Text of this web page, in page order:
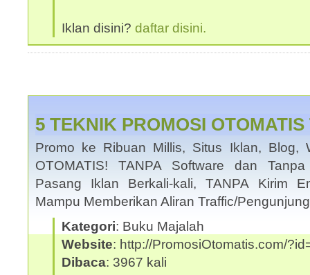
Iklan disini? daftar disini.
5 TEKNIK PROMOSI
Promo ke Ribuan Millis, Situs Iklan, Blog,
OTOMATIS! TANPA Software dan
Pasang Iklan Berkali-kali, TANPA Kirim
Mampu Memberikan Aliran Traffic/
Kategori: Buku Majalah
Website: http://PromosiOtomatis.com/
Dibaca: 3967 kali